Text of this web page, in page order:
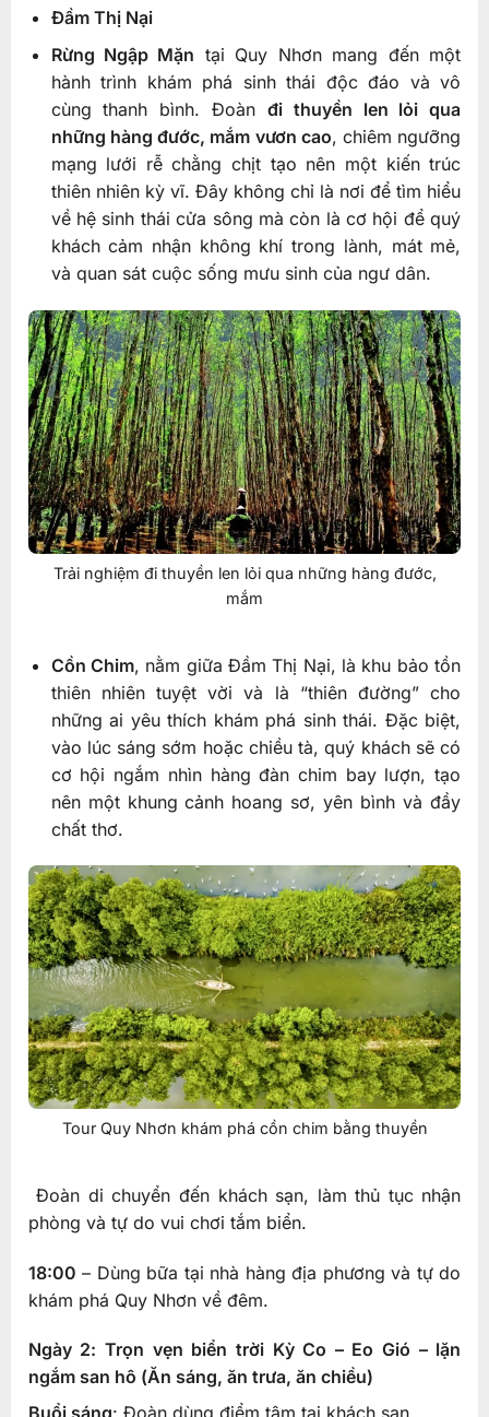
Đầm Thị Nại
Rừng Ngập Mặn tại Quy Nhơn mang đến một
hành trình khám phá sinh thái độc đáo và vô
cùng thanh bình. Đoàn đi thuyền len lỏi qua
những hàng đước, mắm vươn cao, chiêm ngưỡng
mạng lưới rễ chằng chịt tạo nên một kiến trúc
thiên nhiên kỳ vĩ. Đây không chỉ là nơi để tìm hiểu
về hệ sinh thái cửa sông mà còn là cơ hội để quý
khách cảm nhận không khí trong lành, mát mẻ,
và quan sát cuộc sống mưu sinh của ngư dân.
Trải nghiệm đi thuyền len lỏi qua những hàng đước,
mắm
Cồn Chim, nằm giữa Đầm Thị Nại, là khu bảo tồn
thiên nhiên tuyệt vời và là “thiên đường” cho
những ai yêu thích khám phá sinh thái. Đặc biệt,
vào lúc sáng sớm hoặc chiều tà, quý khách sẽ có
cơ hội ngắm nhìn hàng đàn chim bay lượn, tạo
nên một khung cảnh hoang sơ, yên bình và đầy
chất thơ.
Tour Quy Nhơn khám phá cồn chim bằng thuyền
Đoàn di chuyển đến khách sạn, làm thủ tục nhận
phòng và tự do vui chơi tắm biển.
18:00 – Dùng bữa tại nhà hàng địa phương và tự do
khám phá Quy Nhơn về đêm.
Ngày 2: Trọn vẹn biển trời Kỳ Co – Eo Gió – lặn
ngắm san hô (Ăn sáng, ăn trưa, ăn chiều)